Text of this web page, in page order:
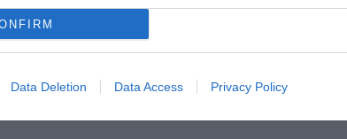
Data Deletion Data Access Privacy Policy
dich verschrieben? redet mit
..alles liebe